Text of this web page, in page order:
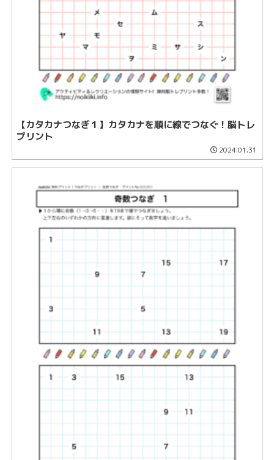
【カタカナつなぎ１】カタカナを順に線でつなぐ！脳トレ
プリント
2024.01.31